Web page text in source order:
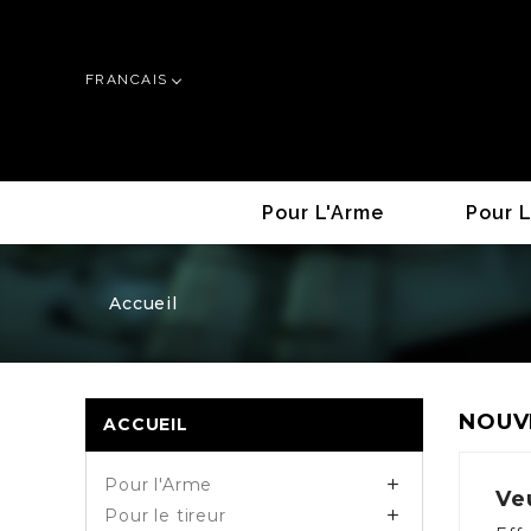
FRANCAIS
Pour L'Arme Pour
Accueil
ACCUEIL
Pour l'Arme 
Pour le tireur 